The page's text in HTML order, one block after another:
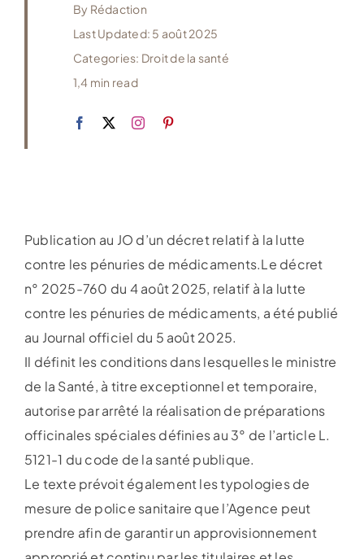
By Rédaction
Last Updated: 5 août 2025
Categories: Droit de la santé
1,4 min read
Publication au JO d’un décret relatif à la lutte
contre les pénuries de médicaments.Le décret
n° 2025-760 du 4 août 2025, relatif à la lutte
contre les pénuries de médicaments, a été publié
au Journal officiel du 5 août 2025.
Il définit les conditions dans lesquelles le ministre
de la Santé, à titre exceptionnel et temporaire,
autorise par arrêté la réalisation de préparations
officinales spéciales définies au 3° de l’article L.
5121-1 du code de la santé publique.
Le texte prévoit également les typologies de
mesure de police sanitaire que l’Agence peut
prendre afin de garantir un approvisionnement